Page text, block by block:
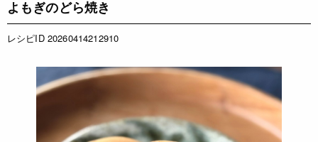
よもぎのどら焼き
レシピID 20260414212910